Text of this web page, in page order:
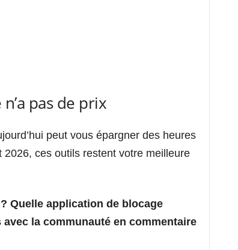
pas de prix
peut vous épargner des heures
2026, ces outils restent votre meilleure
Quelle application de blocage
la communauté en commentaire